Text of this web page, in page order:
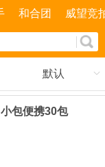
和合团 威望竞
默认
包便携30包